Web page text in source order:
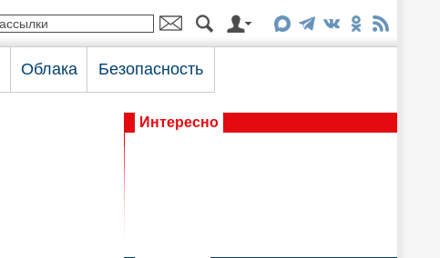
Облака Безопасность
Интересно